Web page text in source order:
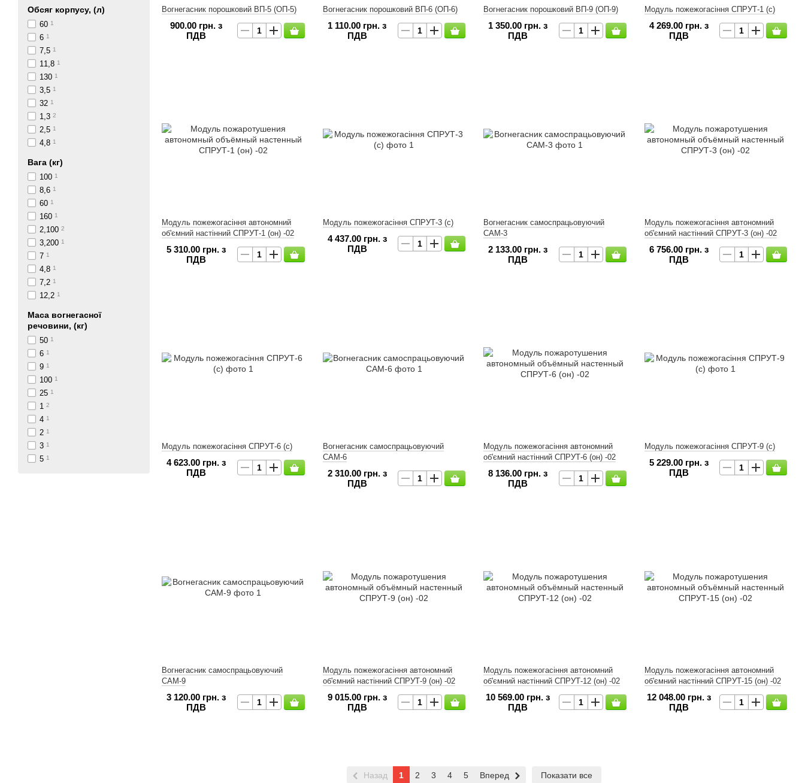
Вогнегасник порошковий ВП-5 (ОП-5)
900.00 грн. з
ПДВ
Вогнегасник порошковий ВП-6 (ОП-6)
1 110.00 грн. з
ПДВ
Вогнегасник порошковий ВП-9 (ОП-9)
1 350.00 грн. з
ПДВ
Модуль пожежогасіння СПРУТ-1 (с)
4 269.00 грн. з
ПДВ
Модуль пожежогасіння автономний
об'ємний настінний СПРУТ-1 (он) -02
5 310.00 грн. з
ПДВ
Модуль пожежогасіння СПРУТ-3 (с)
4 437.00 грн. з
ПДВ
Вогнегасник самоспрацьовуючий
САМ-3
2 133.00 грн. з
ПДВ
Модуль пожежогасіння автономний
об'ємний настінний СПРУТ-3 (он) -02
6 756.00 грн. з
ПДВ
Модуль пожежогасіння СПРУТ-6 (с)
4 623.00 грн. з
ПДВ
Вогнегасник самоспрацьовуючий
САМ-6
2 310.00 грн. з
ПДВ
Модуль пожежогасіння автономний
об'ємний настінний СПРУТ-6 (он) -02
8 136.00 грн. з
ПДВ
Модуль пожежогасіння СПРУТ-9 (с)
5 229.00 грн. з
ПДВ
Вогнегасник самоспрацьовуючий
САМ-9
3 120.00 грн. з
ПДВ
Модуль пожежогасіння автономний
об'ємний настінний СПРУТ-9 (он) -02
9 015.00 грн. з
ПДВ
Модуль пожежогасіння автономний
об'ємний настінний СПРУТ-12 (он) -02
10 569.00 грн. з
ПДВ
Модуль пожежогасіння автономний
об'ємний настінний СПРУТ-15 (он) -02
12 048.00 грн. з
ПДВ
Назад 1 2 3 4 5 Вперед Показати все
Обсяг корпусу, (л)
60 1
6 1
7,5 1
11,8 1
130 1
3,5 1
32 1
1,3 2
2,5 1
4,8 1
Вага (кг)
100 1
8,6 1
60 1
160 1
2,100 2
3,200 1
7 1
4,8 1
7,2 1
12,2 1
Маса вогнегасної
речовини, (кг)
50 1
6 1
9 1
100 1
25 1
1 2
4 1
2 1
3 1
5 1